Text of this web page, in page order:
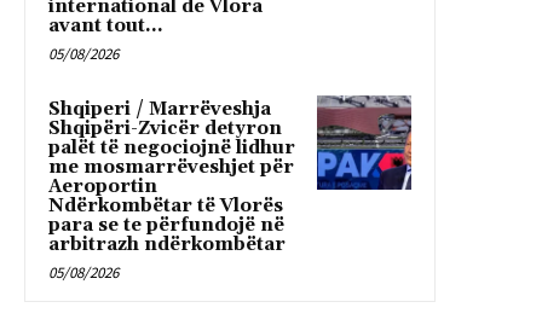
international de Vlora
avant tout...
05/08/2026
Shqiperi / Marrëveshja
Shqipëri-Zvicër detyron
palët të negociojnë lidhur
me mosmarrëveshjet për
Aeroportin
Ndërkombëtar të Vlorës
para se te përfundojë në
arbitrazh ndërkombëtar
05/08/2026